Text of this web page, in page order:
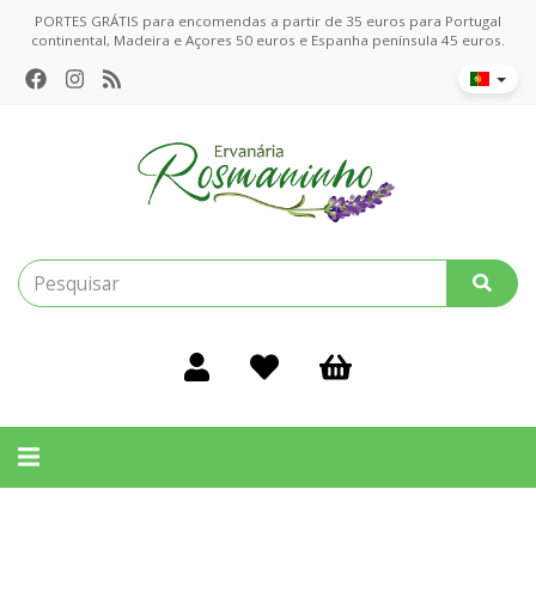
PORTES GRÁTIS para encomendas a partir de 35 euros para Portugal
continental, Madeira e Açores 50 euros e Espanha península 45 euros.
Alternar